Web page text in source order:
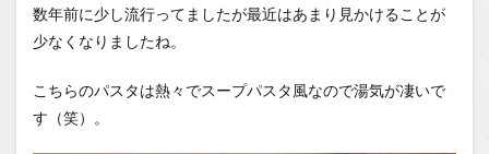
数年前に少し流行ってましたが最近はあまり見かけることが
少なくなりましたね。
こちらのパスタは熱々でスープパスタ風なので湯気が凄いで
す（笑）。